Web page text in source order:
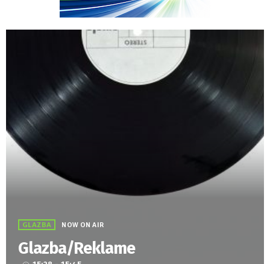
GLAZBA NOW ON AIR
Glazba/Reklame